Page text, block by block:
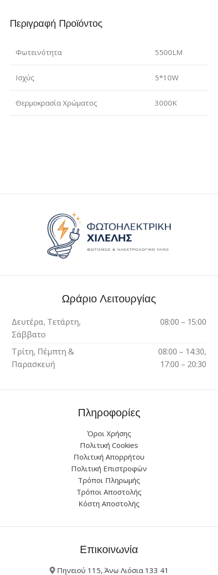
Περιγραφή Προϊόντος
Φωτεινότητα 5500LM
Ισχύς 5*10W
Θερμοκρασία Χρώματος 3000K
Ωράριο Λειτουργίας
Δευτέρα, Τετάρτη,
Σάββατο
08:00 – 15:00
Τρίτη, Πέμπτη &
Παρασκευή
08:00 – 14:30,
17:00 – 20:30
Πληροφορίες
Όροι Χρήσης
Πολιτική Cookies
Πολιτική Απορρήτου
Πολιτική Επιστροφών
Τρόποι Πληρωμής
Τρόποι Αποστολής
Κόστη Αποστολής
Επικοινωνία
Πηνειού 115, Άνω Λιόσια 133 41